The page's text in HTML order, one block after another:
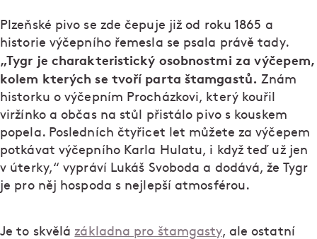
Plzeňské pivo se zde čepuje již od roku 1865 a
historie výčepního řemesla se psala právě tady.
„Tygr je charakteristický osobnostmi za výčepem,
kolem kterých se tvoří parta štamgastů.Znám
historku o výčepním Procházkovi, který kouřil
viržínko a občas na stůl přistálo pivo s kouskem
popela. Posledních čtyřicet let můžete za výčepem
potkávat výčepního Karla Hulatu, i když teď už jen
v úterky,“ vypráví Lukáš Svoboda a dodává, že Tygr
je pro něj hospoda s nejlepší atmosférou.
Je to skvělázákladna pro štamgasty, ale ostatní